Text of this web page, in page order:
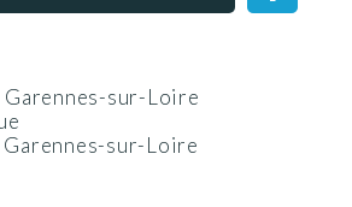
Garennes-sur-Loire
sur-Loire